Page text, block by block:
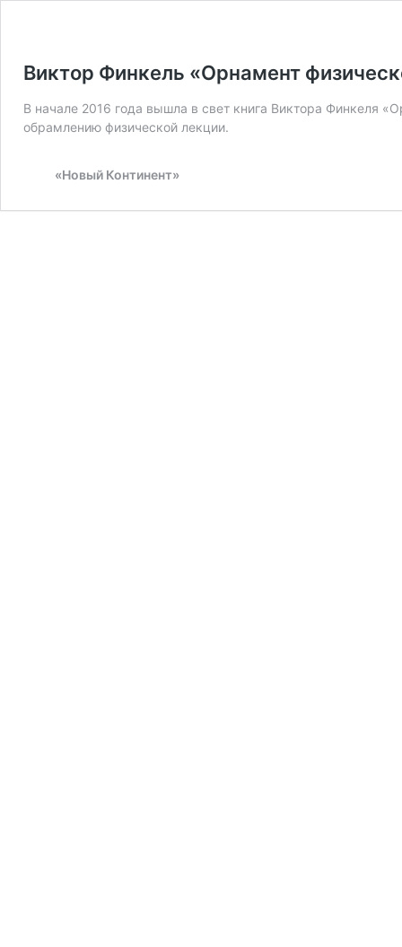
Виктор Финкель «Орнамент
В начале 2016 года вышла в свет книга Виктора Финкеля
обрамлению физической лекции.
«Новый Континент»